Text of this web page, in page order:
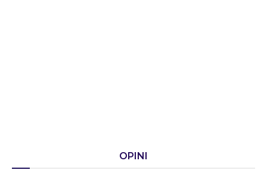
OPINI